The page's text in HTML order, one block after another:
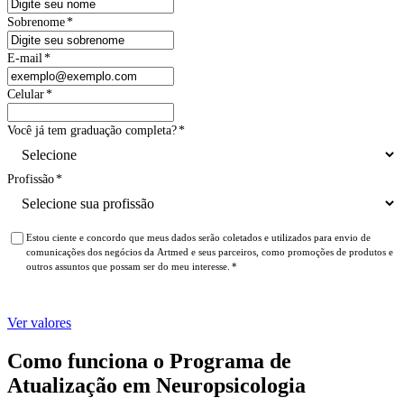
Sobrenome*
E-mail *
Celular*
Você já tem graduação completa?*
Profissão*
Estou ciente e concordo que meus dados serão coletados e utilizados para envio de
comunicações dos negócios da Artmed e seus parceiros, como promoções de produtos e
outros assuntos que possam ser do meu interesse. *
Ver valores
Como funciona o Programa de
Atualização em Neuropsicologia